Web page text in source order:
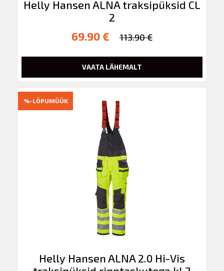
Helly Hansen ALNA traksipüksid CL
2
69.90 €
113.90 €
VAATA LÄHEMALT
%-LÕPUMÜÜK
Helly Hansen ALNA 2.0 Hi-Vis